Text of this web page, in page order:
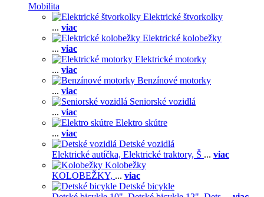
Mobilita
Elektrické štvorkolky
... viac
Elektrické kolobežky
... viac
Elektrické motorky
... viac
Benzínové motorky
... viac
Seniorské vozidlá
... viac
Elektro skútre
... viac
Detské vozidlá
Elektrické autíčka, Elektrické traktory, Š ... viac
Kolobežky
KOLOBEŽKY, ... viac
Detské bicykle